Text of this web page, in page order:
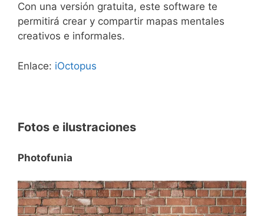
Con una versión gratuita, este software te
permitirá crear y compartir mapas mentales
creativos e informales.
Enlace: iOctopus
Fotos e ilustraciones
Photofunia